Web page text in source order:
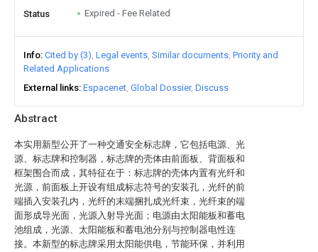
Abstract
本实用新型公开了一种交通安全标志牌，它包括电源、光
源、标志牌和控制器，标志牌的壳体由前面板、背面板和
框架围合而成，其特征在于：标志牌的壳体内置有光纤和
光源，前面板上开设有组成标志符号的安装孔，光纤的前
端插入安装孔内，光纤的末端捆扎成光纤束，光纤束的端
面形成导光面，光源入射导光面；电源由太阳能板和蓄电
池组成，光源、太阳能板和蓄电池分别与控制器电性连
接。本新型的标志牌采用太阳能供电，节能环保，并利用
Status Expired - Fee Related
Info Cited by (3) Legal events Similar documents Priority and
Related Applications
External links Espacenet Global Dossier Discuss